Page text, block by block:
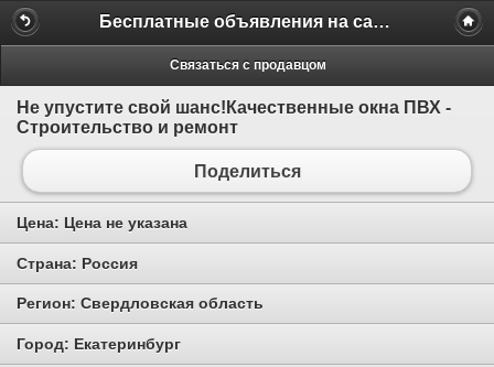
Бесплатные объявления на сайте MILAMO.ru
Связаться с продавцом
Не упустите свой шанс!Качественные окна ПВХ -
Строительство и ремонт
Поделиться
Цена: Цена не указана
Страна: Россия
Регион: Свердловская область
Город: Екатеринбург